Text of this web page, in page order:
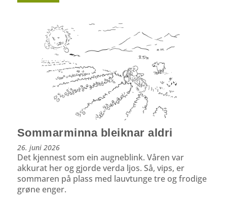
Sommarminna bleiknar aldri
26. juni 2026
Det kjennest som ein augneblink. Våren var
akkurat her og gjorde verda ljos. Så, vips, er
sommaren på plass med lauvtunge tre og frodige
grøne enger.